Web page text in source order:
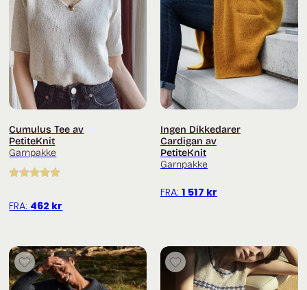
Trykk her for å legge til en omtale
Cumulus Tee av
PetiteKnit
Garnpakke
av 5
FRA: 462 kr
Ingen Dikkedarer
Cardigan av
PetiteKnit
Garnpakke
FRA: 1 517 kr